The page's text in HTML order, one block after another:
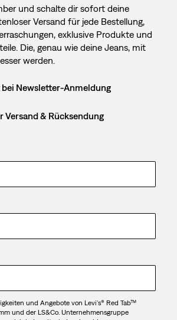
und schalte dir sofort deine
Versand für jede Bestellung,
exklusive Produkte und
Die, genau wie deine Jeans, mit
werden.
bei Newsletter-Anmeldung
Versand & Rücksendung
und Angebote von Levi's® Red Tab™
und der LS&Co. Unternehmensgruppe